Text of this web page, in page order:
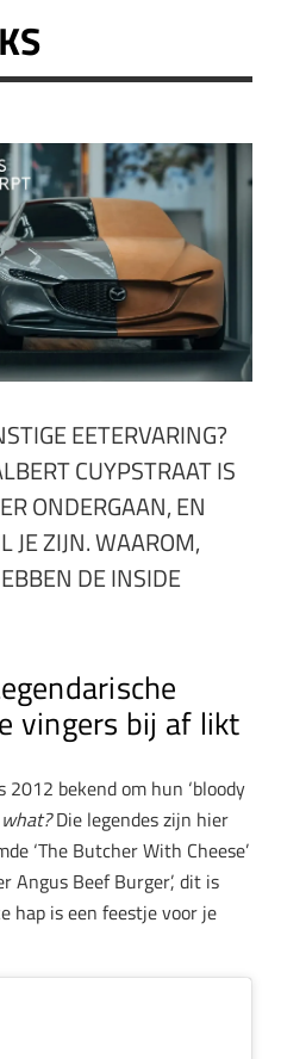
EETERVARING?
CUYPSTRAAT IS
ONDERGAAN, EN
JE ZIJN. WAAROM,
DE INSIDE
vingers bij af likt
2012 bekend om hun ‘bloody
Die legendes zijn hier
‘The Butcher With Cheese’
Angus Beef Burger’, dit is
hap is een feestje voor je